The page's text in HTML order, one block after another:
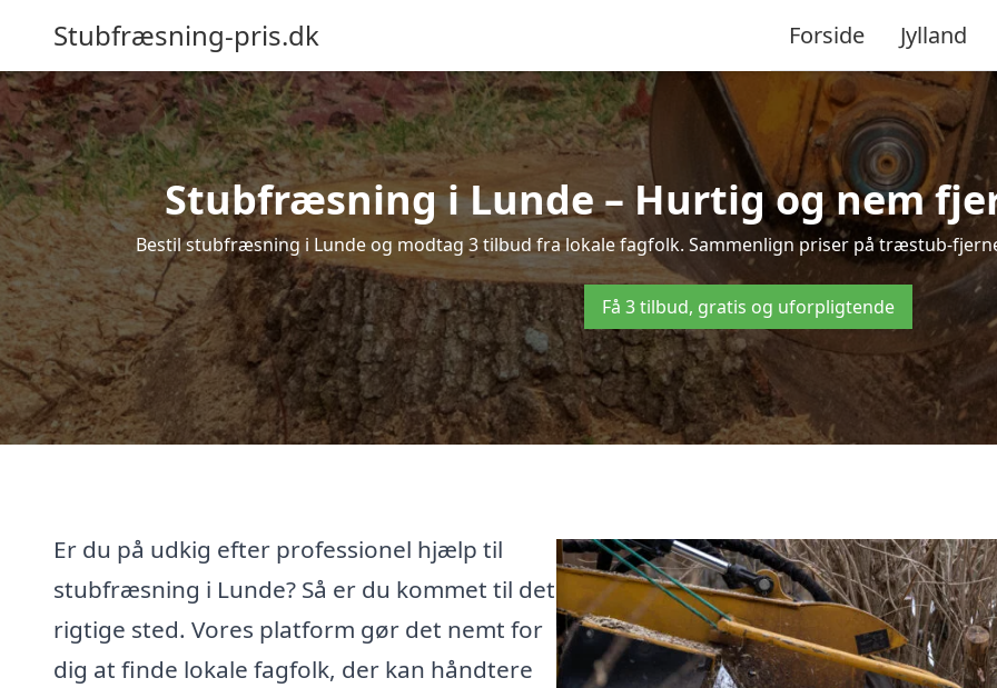
Stubfræsning-pris.dk Forside Jylland
Stubfræsning i Lunde – Hurtig og nem
Bestil stubfræsning i Lunde og modtag 3 tilbud fra lokale fagfolk. Sammenlign priser på træstub-
Få 3 tilbud, gratis og uforpligtende
Er du på udkig efter professionel hjælp til
stubfræsning i Lunde? Så er du kommet til det
rigtige sted. Vores platform gør det nemt for
dig at finde lokale fagfolk, der kan håndtere